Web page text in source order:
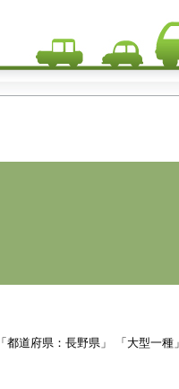
「都道府県：長野県」 「大型一